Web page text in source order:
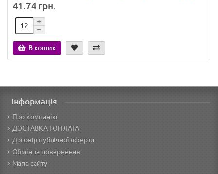
41.74 грн.
В кошик
Інформація
Про компанію
ДОСТАВКА І ОПЛАТА
Договір публічної оферти
Обмін та повернення
Мапа сайту